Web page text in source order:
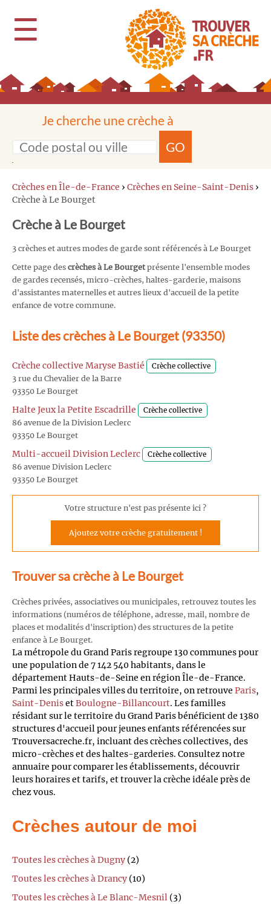
☰
Je cherche une crèche à
GO
Crèches en Île-de-France › Crèches en Seine-Saint-Denis ›
Crèche à Le Bourget
Crèche à Le Bourget
3 crèches et autres modes de garde sont référencés à Le Bourget
Cette page des crèches à Le Bourgetprésente l'ensemble modes
de gardes recensés, micro-crèches, haltes-garderie, maisons
d'assistantes maternelles et autres lieux d'accueil de la petite
enfance de votre commune.
Liste des crèches à Le Bourget (93350)
Crèche collective Maryse Bastié Crèche collective
3 rue du Chevalier de la Barre
93350 Le Bourget
Halte Jeux la Petite Escadrille Crèche collective
86 avenue de la Division Leclerc
93350 Le Bourget
Multi-accueil Division Leclerc Crèche collective
86 avenue Division Leclerc
93350 Le Bourget
Votre structure n'est pas présente ici ?
Ajoutez votre crèche gratuitement !
Trouver sa crèche à Le Bourget
Crèches privées, associatives ou municipales, retrouvez toutes les
informations (numéros de téléphone, adresse, mail, nombre de
places et modalités d'inscription) des structures de la petite
enfance à Le Bourget.
La métropole du Grand Paris regroupe 130 communes pour
une population de 7 142 540 habitants, dans le
département Hauts-de-Seine en région Île-de-France.
Parmi les principales villes du territoire, on retrouve Paris,
Saint-DenisetBoulogne-Billancourt. Les familles
résidant sur le territoire du Grand Paris bénéficient de 1380
structures d'accueil pour jeunes enfants référencées sur
Trouversacreche.fr, incluant des crèches collectives, des
micro-crèches et des haltes-garderies. Consultez notre
annuaire pour comparer les établissements, découvrir
leurs horaires et tarifs, et trouver la crèche idéale près de
chez vous.
Crèches autour de moi
Toutes les crèches à Dugny (2)
Toutes les crèches à Drancy (10)
Toutes les crèches à Le Blanc-Mesnil (3)